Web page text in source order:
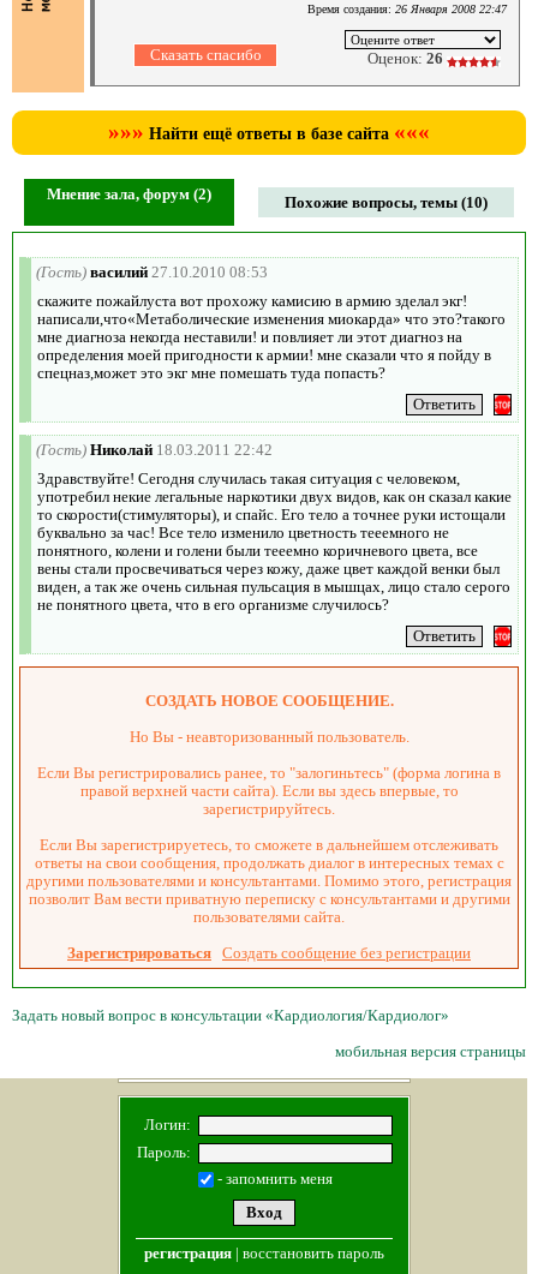
Время создания: 26 Января 2008 22:47
Оценок: 26
»»» Найти ещё ответы в базе сайта «««
Мнение зала, форум (2) Похожие вопросы, темы (10)
(Гость) василий 27.10.2010 08:53
скажите пожайлуста вот прохожу камисию в армию зделал экг!
написали,что«Метаболические изменения миокарда» что это?такого
мне диагноза некогда неставили! и повлияет ли этот диагноз на
определения моей пригодности к армии! мне сказали что я пойду в
спецназ,может это экг мне помешать туда попасть?
(Гость) Николай 18.03.2011 22:42
Здравствуйте! Сегодня случилась такая ситуация с человеком,
употребил некие легальные наркотики двух видов, как он сказал какие
то скорости(стимуляторы), и спайс. Его тело а точнее руки истощали
буквально за час! Все тело изменило цветность тееемного не
понятного, колени и голени были тееемно коричневого цвета, все
вены стали просвечиваться через кожу, даже цвет каждой венки был
виден, а так же очень сильная пульсация в мышцах, лицо стало серого
не понятного цвета, что в его организме случилось?
СОЗДАТЬ НОВОЕ СООБЩЕНИЕ.
Но Вы - неавторизованный пользователь.
Если Вы регистрировались ранее, то "залогиньтесь" (форма логина в
правой верхней части сайта). Если вы здесь впервые, то
зарегистрируйтесь.
Если Вы зарегистрируетесь, то сможете в дальнейшем отслеживать
ответы на свои сообщения, продолжать диалог в интересных темах с
другими пользователями и консультантами. Помимо этого, регистрация
позволит Вам вести приватную переписку с консультантами и другими
пользователями сайта.
Зарегистрироваться Создать сообщение без регистрации
Задать новый вопрос в консультации «Кардиология/Кардиолог»
мобильная версия страницы
Логин:
Пароль:
- запомнить меня
регистрация| восстановить пароль